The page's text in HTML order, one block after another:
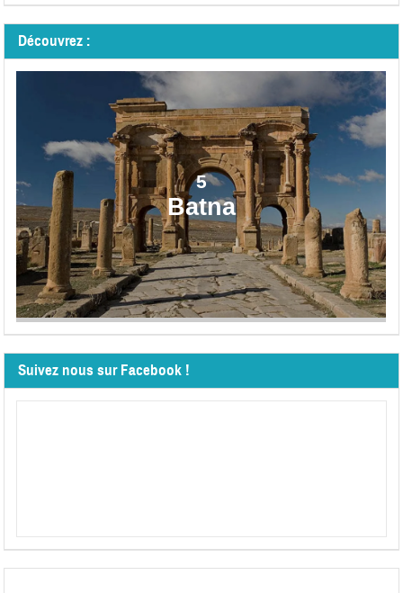
Découvrez :
5
Batna
Suivez nous sur Facebook !